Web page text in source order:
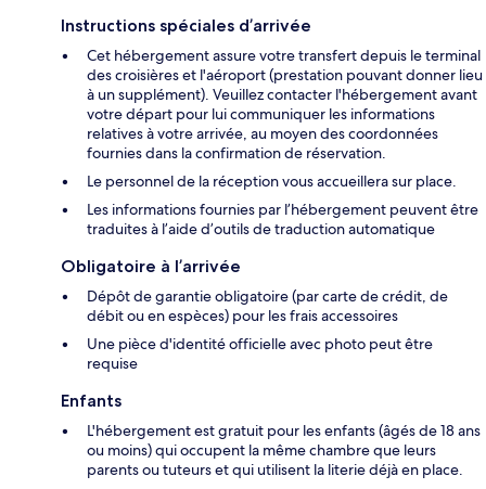
Instructions spéciales d’arrivée
Cet hébergement assure votre transfert depuis le terminal
des croisières et l'aéroport (prestation pouvant donner lieu
à un supplément). Veuillez contacter l'hébergement avant
votre départ pour lui communiquer les informations
relatives à votre arrivée, au moyen des coordonnées
fournies dans la confirmation de réservation.
Le personnel de la réception vous accueillera sur place.
Les informations fournies par l’hébergement peuvent être
traduites à l’aide d’outils de traduction automatique
Obligatoire à l’arrivée
Dépôt de garantie obligatoire (par carte de crédit, de
débit ou en espèces) pour les frais accessoires
Une pièce d'identité officielle avec photo peut être
requise
Enfants
L'hébergement est gratuit pour les enfants (âgés de 18 ans
ou moins) qui occupent la même chambre que leurs
parents ou tuteurs et qui utilisent la literie déjà en place.